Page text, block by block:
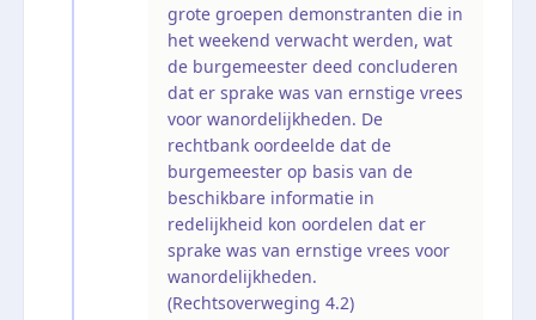
grote groepen demonstranten die in
het weekend verwacht werden, wat
de burgemeester deed concluderen
dat er sprake was van ernstige vrees
voor wanordelijkheden. De
rechtbank oordeelde dat de
burgemeester op basis van de
beschikbare informatie in
redelijkheid kon oordelen dat er
sprake was van ernstige vrees voor
wanordelijkheden.
(Rechtsoverweging 4.2)